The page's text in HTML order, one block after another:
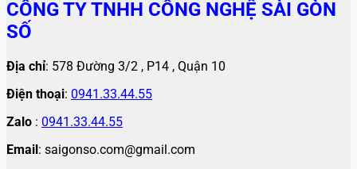
CÔNG TY TNHH CÔNG NGHỆ SÀI GÒN
SỐ
Địa chỉ: 578 Đường 3/2 , P14 , Quận 10
Điện thoại: 0941.33.44.55
Zalo : 0941.33.44.55
Email: saigonso.com@gmail.com